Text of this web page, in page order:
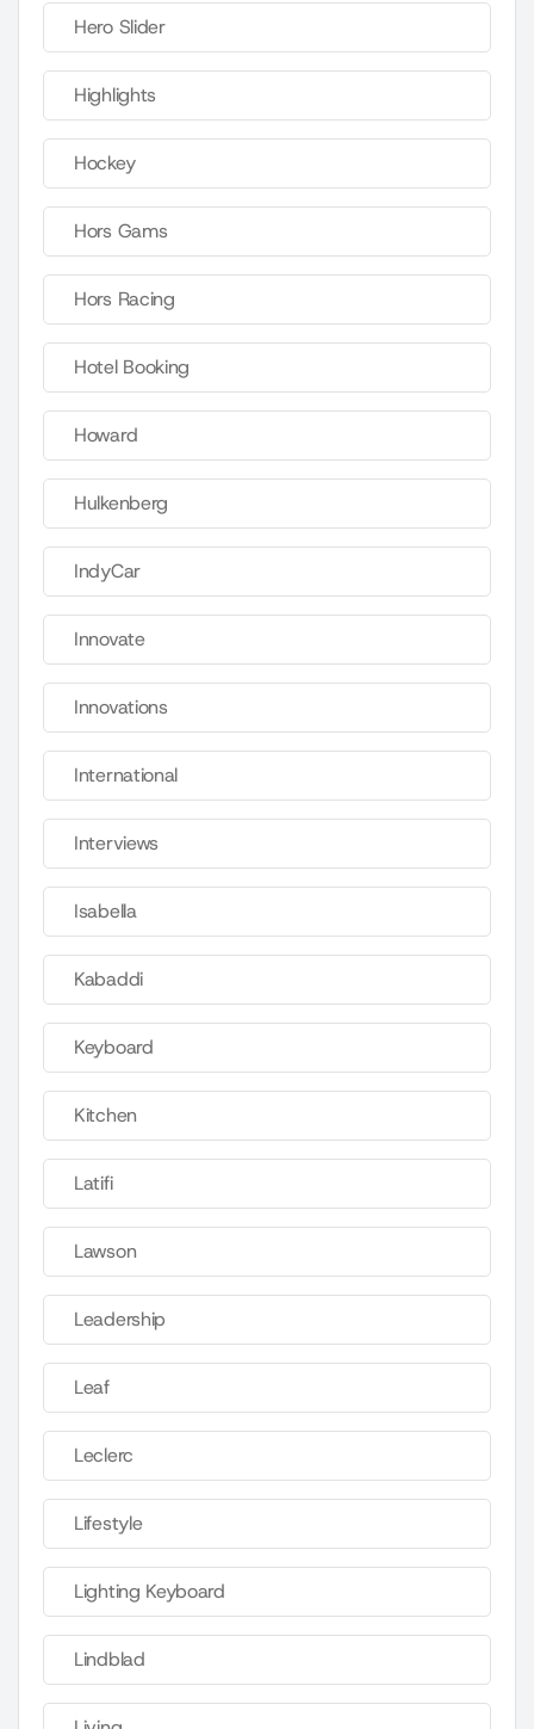
Hero Slider
Highlights
Hockey
Hors Gams
Hors Racing
Hotel Booking
Howard
Hulkenberg
IndyCar
Innovate
Innovations
International
Interviews
Isabella
Kabaddi
Keyboard
Kitchen
Latifi
Lawson
Leadership
Leaf
Leclerc
Lifestyle
Lighting Keyboard
Lindblad